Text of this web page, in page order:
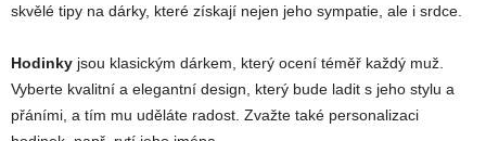
skvělé tipy na dárky, které získají nejen jeho sympatie, ale i srdce.
Hodinky jsou klasickým dárkem, který ocení téměř každý muž.
Vyberte kvalitní a elegantní design, který bude ladit s jeho stylu a
přáními, a tím mu uděláte radost. Zvažte také personalizaci